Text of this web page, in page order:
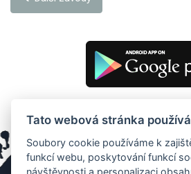
Tato webová stránka
Soubory cookie používáme k
funkcí webu, poskytování funkcí
návštěvnosti a personalizaci